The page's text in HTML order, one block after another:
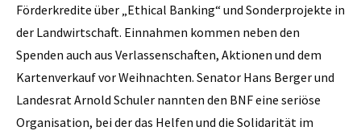
Förderkredite über „Ethical Banking“ und Sonderprojekte in
der Landwirtschaft. Einnahmen kommen neben den
Spenden auch aus Verlassenschaften, Aktionen und dem
Kartenverkauf vor Weihnachten. Senator Hans Berger und
Landesrat Arnold Schuler nannten den BNF eine seriöse
Organisation, bei der das Helfen und die Solidarität im